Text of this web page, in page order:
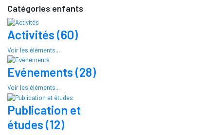
Catégories enfants
Activités (60)
Voir les éléments...
Evénements (28)
Voir les éléments...
Publication et
études (12)